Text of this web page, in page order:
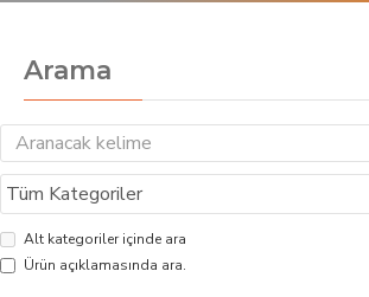
Arama
Alt kategoriler içinde ara
Ürün açıklamasında ara.